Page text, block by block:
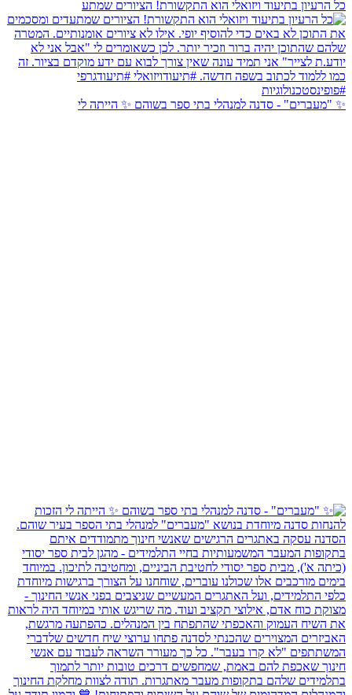
כל הרעיון בתיעוד ויזואלי הוא התקשורת! הציורים שמתע
✨ "מעברים" - סדנה למנהלי בתי ספר בשוהם ✨ הייתה לי